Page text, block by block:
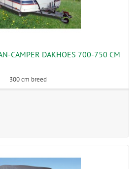
CAMPER DAKHOES 700-750 CM
300 cm breed